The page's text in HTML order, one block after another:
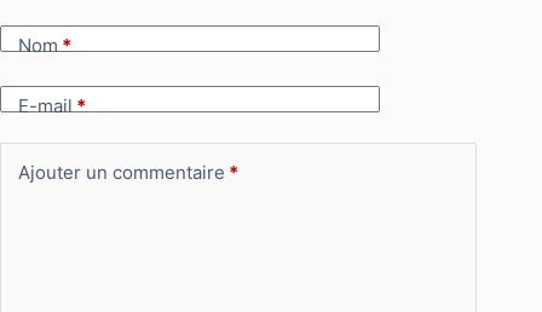
Nom*
E-mail*
Ajouter un commentaire *